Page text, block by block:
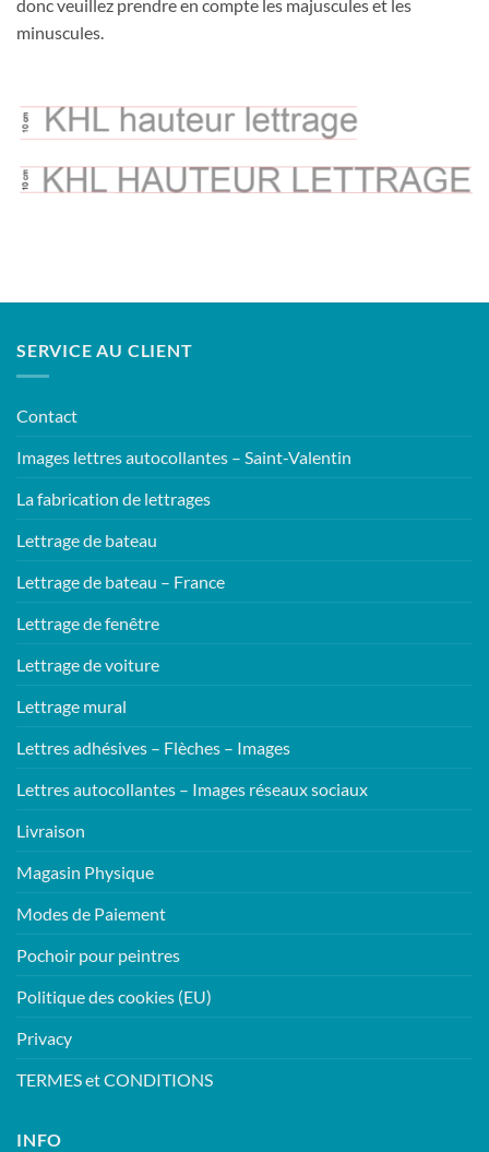
donc veuillez prendre en compte les majuscules et les
minuscules.
SERVICE AU CLIENT
Contact
Images lettres autocollantes – Saint-Valentin
La fabrication de lettrages
Lettrage de bateau
Lettrage de bateau – France
Lettrage de fenêtre
Lettrage de voiture
Lettrage mural
Lettres adhésives – Flèches – Images
Lettres autocollantes – Images réseaux sociaux
Livraison
Magasin Physique
Modes de Paiement
Pochoir pour peintres
Politique des cookies (EU)
Privacy
TERMES et CONDITIONS
INFO